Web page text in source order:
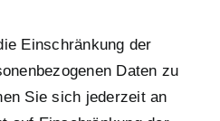
Einschränkung der
Daten zu
Sie sich jederzeit an